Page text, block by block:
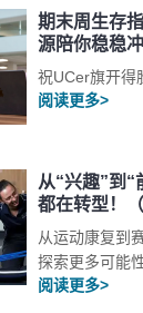
期末周生存
源陪你稳稳冲
祝UCer旗开得
阅读更多>
从“兴趣”到“
都在转型！（
从运动康复到
探索更多可能
阅读更多>